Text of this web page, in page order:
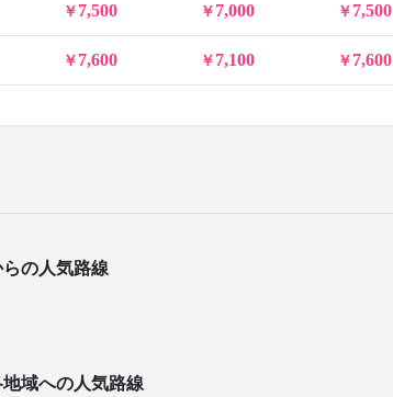
7,500 7,000 7,500
7,600 7,100 7,600
らの人気路線
域への人気路線